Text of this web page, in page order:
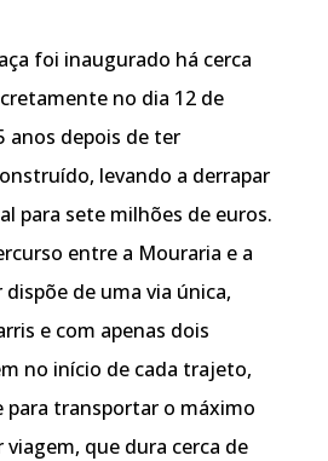
foi inaugurado há cerca
no dia 12 de
anos depois de ter
levando a derrapar
para sete milhões de euros.
entre a Mouraria e a
de uma via única,
e com apenas dois
no início de cada trajeto,
para transportar o máximo
viagem, que dura cerca de